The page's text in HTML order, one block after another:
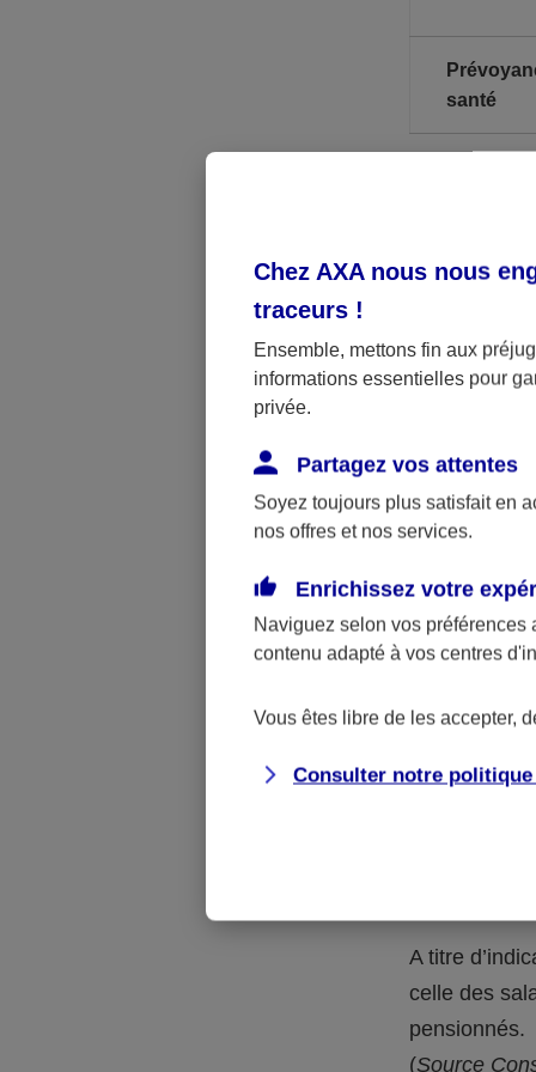
santé
** PASS :
imposable
En outre, à
catégorie
taux en
Pourquoi
Plus
A titre
celle des
pensionnés.
(Source
Chez AXA nous nous
traceurs !
Ensemble, mettons fin aux
informations essentielles pour
privée.
Partagez vos attentes
Soyez toujours plus satisfait en
nos offres et nos services.
Enrichissez votre
Naviguez selon vos préférences
contenu adapté à vos centres
Vous êtes libre de les accepter,
Consulter notre politique